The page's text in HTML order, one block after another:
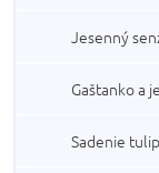
Jesenný
Gaštanko a
Sadenie